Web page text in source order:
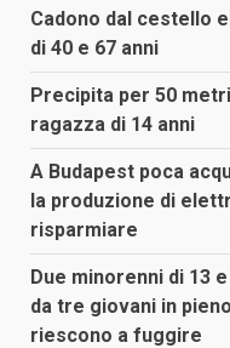
Cadono dal cestello
di 40 e 67 anni
Precipita per 50
ragazza di 14 anni
A Budapest poca
la produzione di
risparmiare
Due minorenni di 13
da tre giovani in
riescono a fuggire